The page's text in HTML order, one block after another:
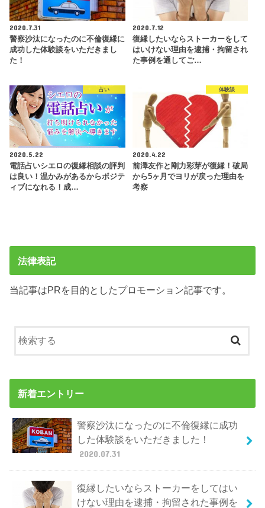
2020.7.31
警察沙汰になったのに不倫復縁に
成功した体験談をいただきまし
た！
2020.7.12
復縁したいならストーカーをして
はいけない理由を逮捕・拘留され
た事例を通してご…
占い
2020.5.22
電話占いシエロの復縁相談の評判
は良い！温かみがあるからポジテ
ィブになれる！成…
体験談
2020.4.22
前澤友作と剛力彩芽が復縁！破局
から5ヶ月でヨリが戻った理由を
考察
法律表記
当記事はPRを目的としたプロモーション記事です。
新着エントリー
警察沙汰になったのに不倫復縁に成功
した体験談をいただきました！
2020.07.31
復縁したいならストーカーをしてはい
けない理由を逮捕・拘留された事例を